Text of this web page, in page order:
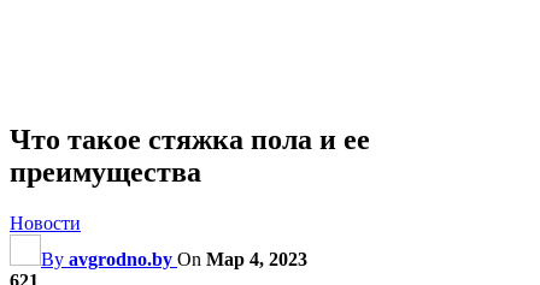
Что такое стяжка пола и ее
преимущества
Новости
By avgrodno.by On Мар 4, 2023
621